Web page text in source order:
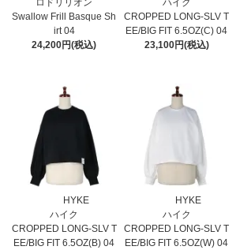
ロドリリオン
Swallow Frill Basque Sh
irt 04
24,200円(税込)
ハイク
CROPPED LONG-SLV T
EE/BIG FIT 6.5OZ(C) 04
23,100円(税込)
HYKE
ハイク
CROPPED LONG-SLV T
EE/BIG FIT 6.5OZ(B) 04
HYKE
ハイク
CROPPED LONG-SLV T
EE/BIG FIT 6.5OZ(W) 04